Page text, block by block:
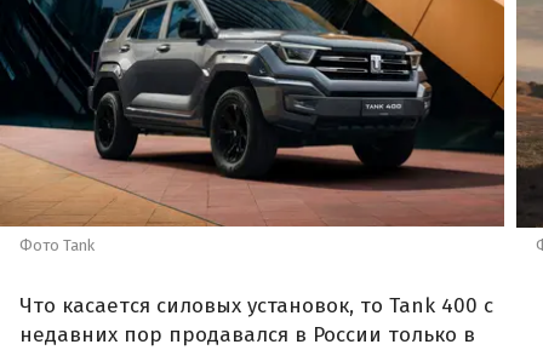
Фото Tank
Что касается силовых установок, то Tank 400 с
недавних пор продавался в России только в